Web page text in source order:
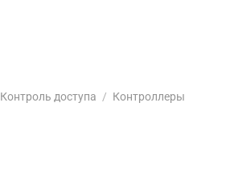
Контроль доступа / Контроллеры